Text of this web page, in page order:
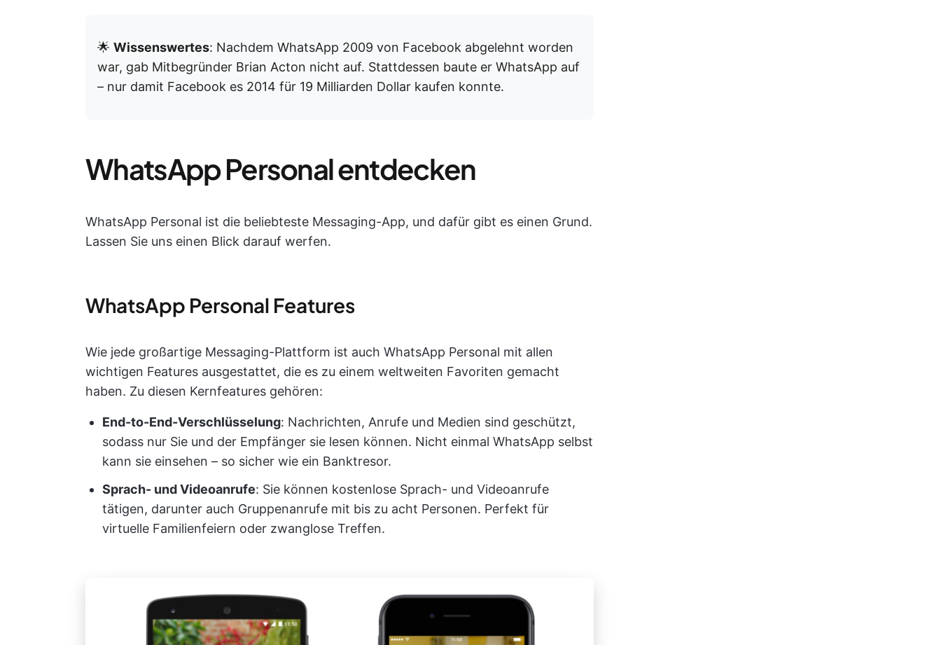
🌟 Wissenswertes: Nachdem WhatsApp 2009 von Facebook abgelehnt worden
war, gab Mitbegründer Brian Acton nicht auf. Stattdessen baute er WhatsApp auf
– nur damit Facebook es 2014 für 19 Milliarden Dollar kaufen konnte.
WhatsApp Personal entdecken
WhatsApp Personal ist die beliebteste Messaging-App, und dafür gibt es einen Grund.
Lassen Sie uns einen Blick darauf werfen.
WhatsApp Personal Features
Wie jede großartige Messaging-Plattform ist auch WhatsApp Personal mit allen
wichtigen Features ausgestattet, die es zu einem weltweiten Favoriten gemacht
haben. Zu diesen Kernfeatures gehören:
End-to-End-Verschlüsselung: Nachrichten, Anrufe und Medien sind geschützt,
sodass nur Sie und der Empfänger sie lesen können. Nicht einmal WhatsApp selbst
kann sie einsehen – so sicher wie ein Banktresor.
Sprach- und Videoanrufe: Sie können kostenlose Sprach- und Videoanrufe
tätigen, darunter auch Gruppenanrufe mit bis zu acht Personen. Perfekt für
virtuelle Familienfeiern oder zwanglose Treffen.